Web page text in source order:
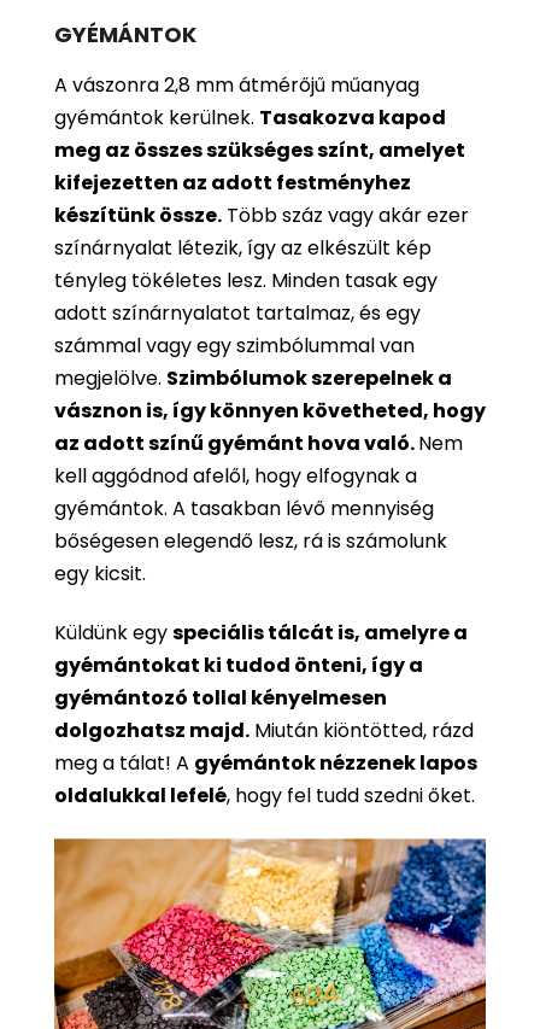
GYÉMÁNTOK
A vászonra 2,8 mm átmérőjű műanyag
gyémántok kerülnek. Tasakozva kapod
meg az összes szükséges színt, amelyet
kifejezetten az adott festményhez
készítünk össze. Több száz vagy akár ezer
színárnyalat létezik, így az elkészült kép
tényleg tökéletes lesz. Minden tasak egy
adott színárnyalatot tartalmaz, és egy
számmal vagy egy szimbólummal van
megjelölve. Szimbólumok szerepelnek a
vásznon is, így könnyen követheted, hogy
az adott színű gyémánt hova való.Nem
kell aggódnod afelől, hogy elfogynak a
gyémántok. A tasakban lévő mennyiség
bőségesen elegendő lesz, rá is számolunk
egy kicsit.
Küldünk egyspeciális tálcát is, amelyre a
gyémántokat ki tudod önteni, így a
gyémántozó tollal kényelmesen
dolgozhatsz majd. Miután kiöntötted, rázd
meg a tálat! A gyémántok nézzenek lapos
oldalukkal lefelé, hogy fel tudd szedni őket.